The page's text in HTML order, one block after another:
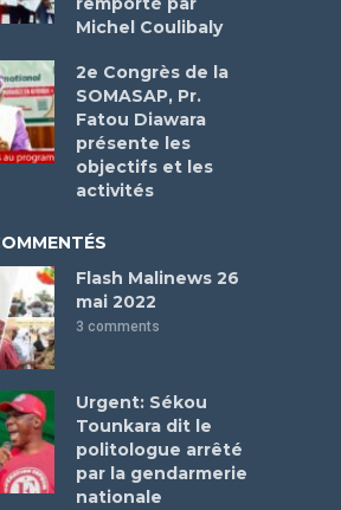
Michel Coulibaly
2e Congrès de la
SOMASAP, Pr.
Fatou Diawara
présente les
objectifs et les
activités
Flash Malinews 26
mai 2022
3 comments
Urgent: Sékou
Tounkara dit le
politologue arrêté
par la gendarmerie
nationale